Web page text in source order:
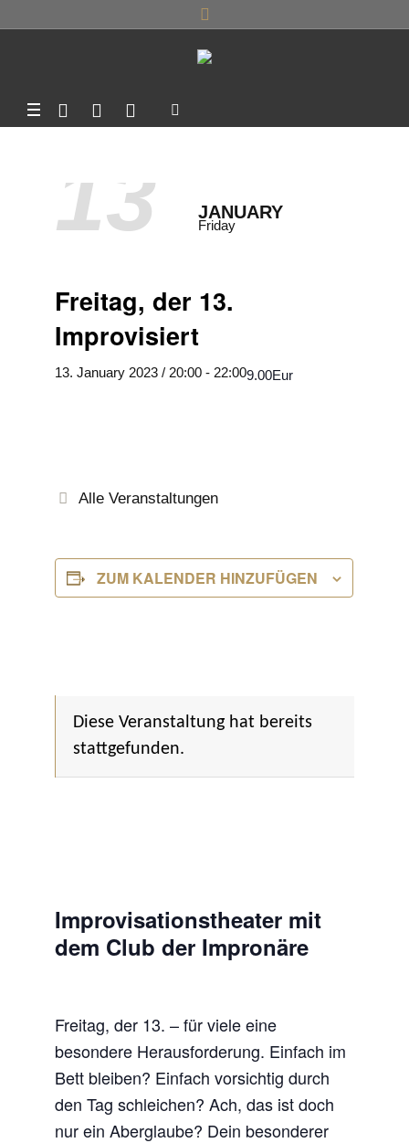
13 JANUARY
Friday
Freitag, der 13.
Improvisiert
13. January 2023 / 20:00 - 22:009.00Eur
Alle Veranstaltungen
ZUM KALENDER HINZUFÜGEN
Diese Veranstaltung hat bereits
stattgefunden.
Improvisationstheater mit
dem Club der Impronäre
Freitag, der 13. – für viele eine
besondere Herausforderung. Einfach im
Bett bleiben? Einfach vorsichtig durch
den Tag schleichen? Ach, das ist doch
nur ein Aberglaube? Dein besonderer